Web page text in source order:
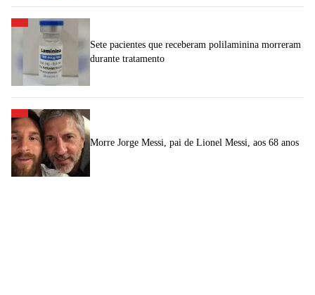
Sete pacientes que receberam polilaminina morreram
durante tratamento
Morre Jorge Messi, pai de Lionel Messi, aos 68 anos